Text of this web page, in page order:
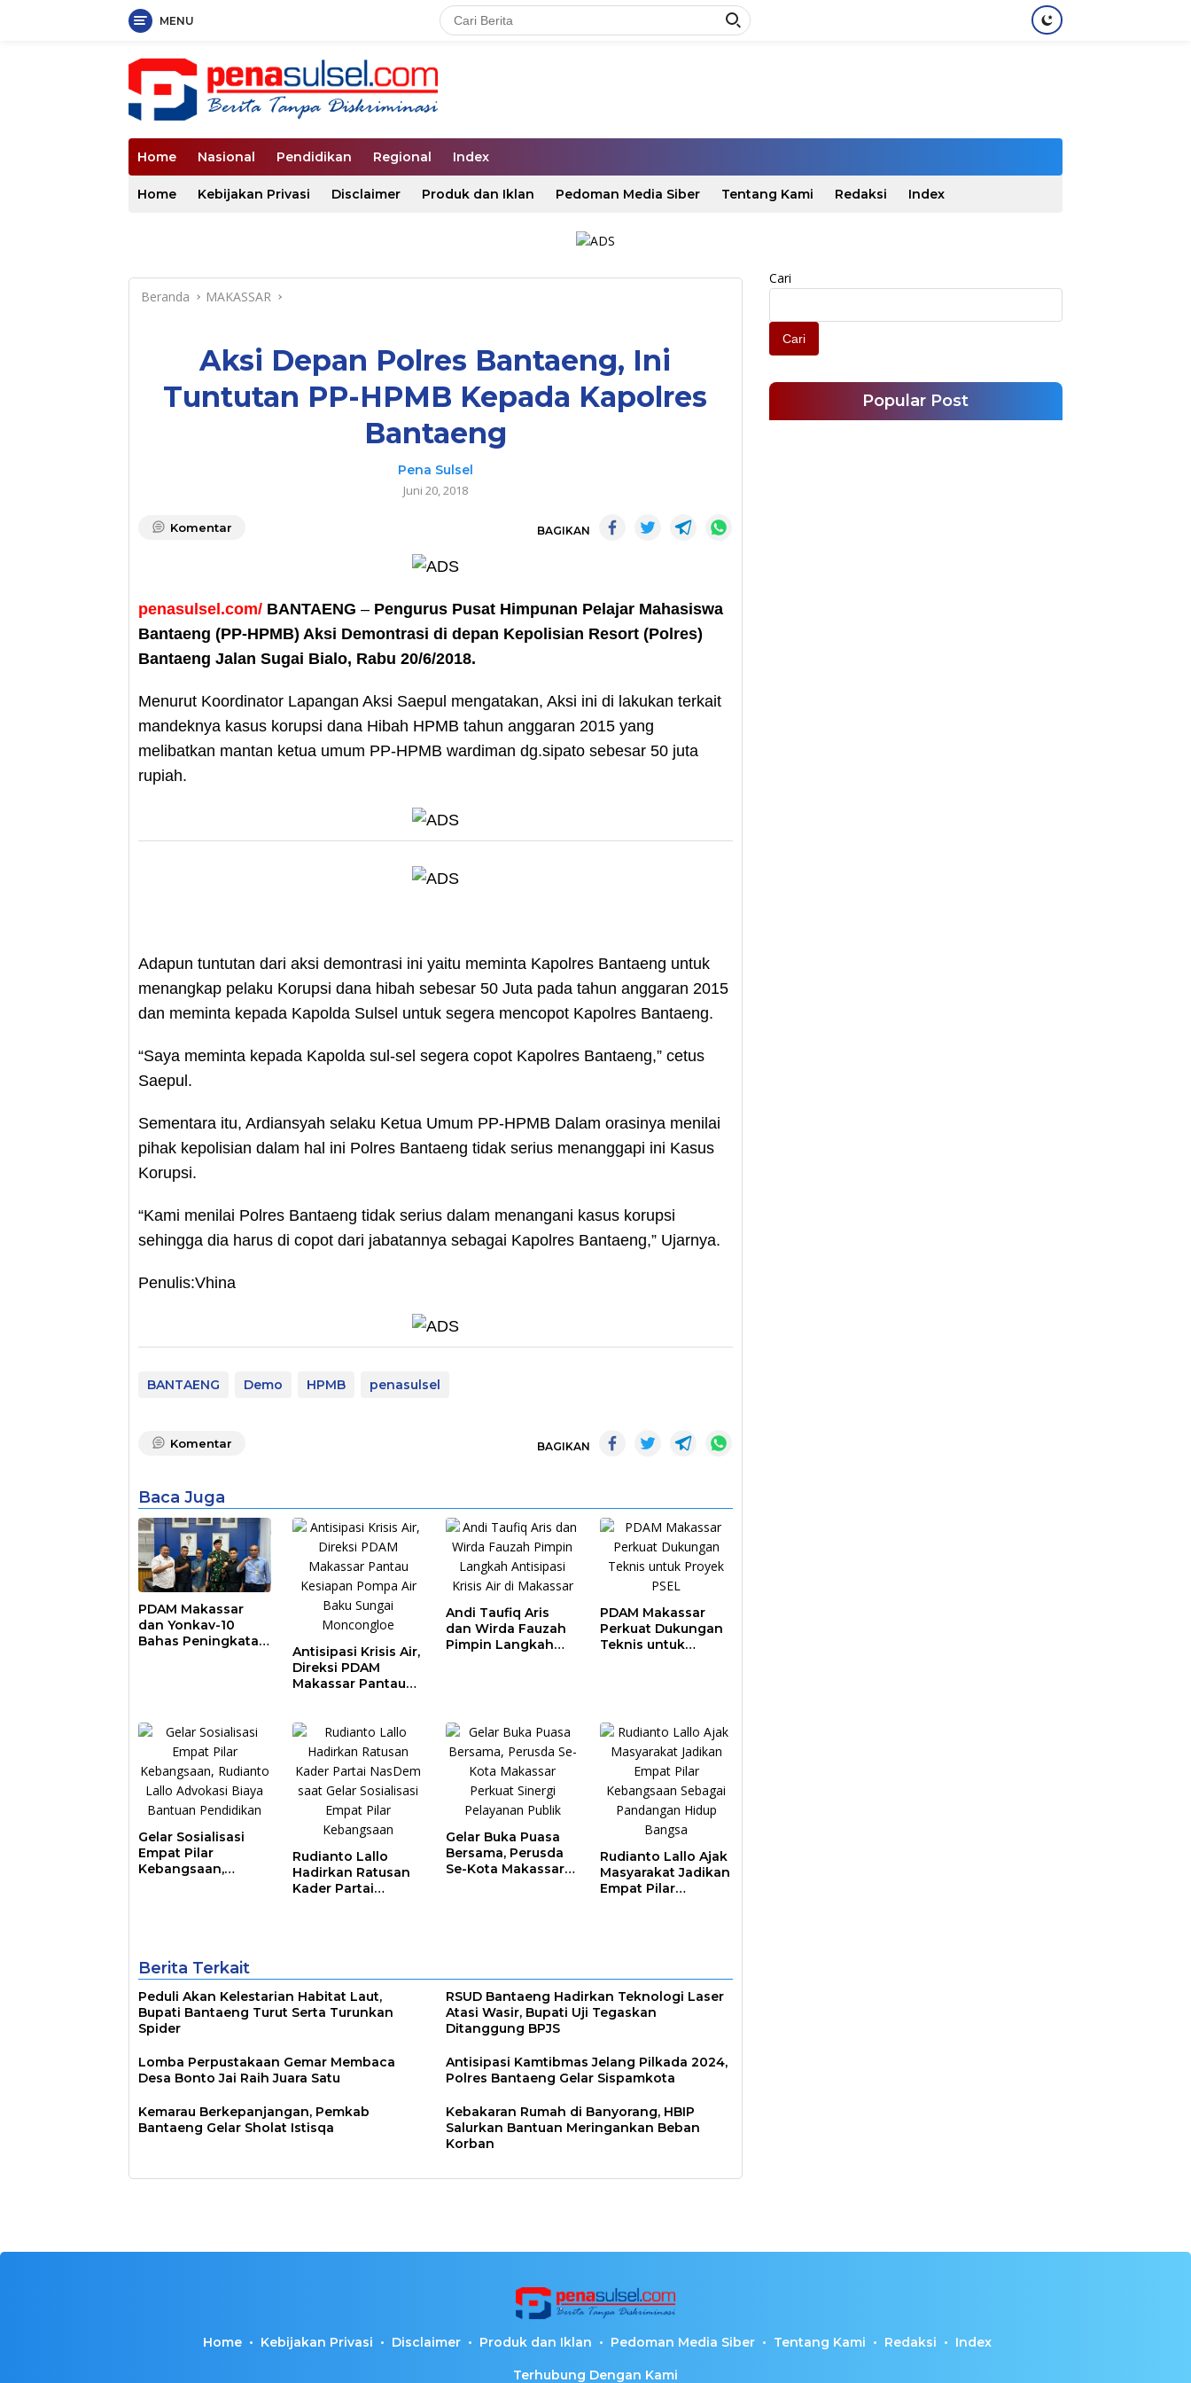
MENU
Home Nasional Pendidikan Regional Index
Home Kebijakan Privasi Disclaimer Produk dan Iklan Pedoman Media Siber Tentang Kami Redaksi Index
Beranda MAKASSAR
Aksi Depan Polres Bantaeng, Ini
Tuntutan PP-HPMB Kepada Kapolres
Bantaeng
Pena Sulsel
Juni 20, 2018
Komentar BAGIKAN
penasulsel.com/ BANTAENG – Pengurus Pusat Himpunan Pelajar Mahasiswa
Bantaeng (PP-HPMB) Aksi Demontrasi di depan Kepolisian Resort (Polres)
Bantaeng Jalan Sugai Bialo, Rabu 20/6/2018.
Menurut Koordinator Lapangan Aksi Saepul mengatakan, Aksi ini di lakukan terkait
mandeknya kasus korupsi dana Hibah HPMB tahun anggaran 2015 yang
melibatkan mantan ketua umum PP-HPMB wardiman dg.sipato sebesar 50 juta
rupiah.
Adapun tuntutan dari aksi demontrasi ini yaitu meminta Kapolres Bantaeng untuk
menangkap pelaku Korupsi dana hibah sebesar 50 Juta pada tahun anggaran 2015
dan meminta kepada Kapolda Sulsel untuk segera mencopot Kapolres Bantaeng.
“Saya meminta kepada Kapolda sul-sel segera copot Kapolres Bantaeng,” cetus
Saepul.
Sementara itu, Ardiansyah selaku Ketua Umum PP-HPMB Dalam orasinya menilai
pihak kepolisian dalam hal ini Polres Bantaeng tidak serius menanggapi ini Kasus
Korupsi.
“Kami menilai Polres Bantaeng tidak serius dalam menangani kasus korupsi
sehingga dia harus di copot dari jabatannya sebagai Kapolres Bantaeng,” Ujarnya.
Penulis:Vhina
BANTAENG Demo HPMB penasulsel
Komentar BAGIKAN
Baca Juga
PDAM Makassar
dan Yonkav-10
Bahas Peningkatan
Antisipasi Krisis Air,
Direksi PDAM
Makassar Pantau
Moncongloe
Andi Taufiq Aris
dan Wirda Fauzah
Pimpin Langkah
PDAM Makassar
Perkuat Dukungan
Teknis untuk
Gelar Sosialisasi
Empat Pilar
Kebangsaan,
Rudianto Lallo
Hadirkan Ratusan
Kader Partai
Gelar Buka Puasa
Bersama, Perusda
Se-Kota Makassar
Rudianto Lallo Ajak
Masyarakat Jadikan
Empat Pilar
Berita Terkait
Peduli Akan Kelestarian Habitat Laut,
Bupati Bantaeng Turut Serta Turunkan
Spider
RSUD Bantaeng Hadirkan Teknologi Laser
Atasi Wasir, Bupati Uji Tegaskan
Ditanggung BPJS
Lomba Perpustakaan Gemar Membaca
Desa Bonto Jai Raih Juara Satu
Antisipasi Kamtibmas Jelang Pilkada 2024,
Polres Bantaeng Gelar Sispamkota
Kemarau Berkepanjangan, Pemkab
Bantaeng Gelar Sholat Istisqa
Kebakaran Rumah di Banyorang, HBIP
Salurkan Bantuan Meringankan Beban
Korban
Cari
Cari
Popular Post
Home Kebijakan Privasi Disclaimer Produk dan Iklan Pedoman Media Siber Tentang Kami Redaksi Index
Terhubung Dengan Kami